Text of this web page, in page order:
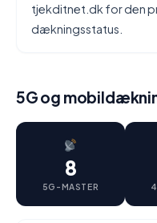
tjekditnet.dk for den
dækningsstatus.
5G og
8
5G-MASTER